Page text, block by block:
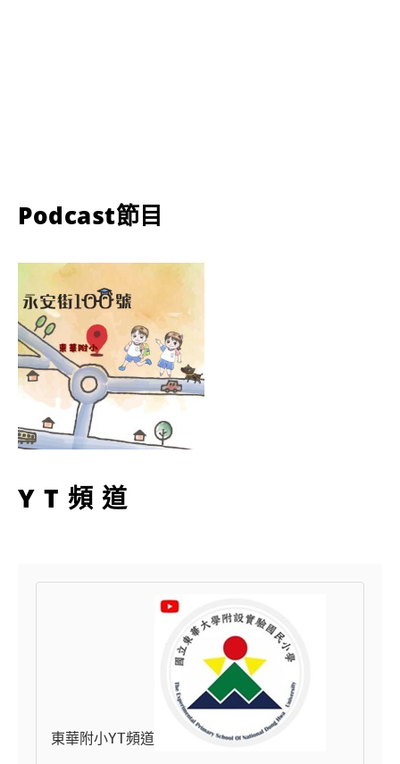
Podcast節目
YT頻道
東華附小YT頻道